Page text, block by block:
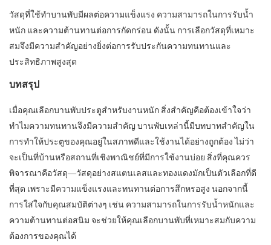
วัสดุที่ใช้ทำบานพับมีผลต่อความแข็งแรง ความสามารถในการรับน้ำ
หนัก และความต้านทานต่อการกัดกร่อน ดังนั้น การเลือกวัสดุที่เหมาะ
สมจึงมีความสำคัญอย่างยิ่งต่อการรับประกันความทนทานและ
ประสิทธิภาพสูงสุด
บทสรุป
เมื่อคุณเลือกบานพับประตูสำหรับงานหนัก สิ่งสำคัญคือต้องเข้าใจว่า
ทำไมความทนทานจึงมีความสำคัญ บานพับเหล่านี้มีบทบาทสำคัญใน
การทำให้ประตูของคุณอยู่ในสภาพดีและใช้งานได้อย่างถูกต้อง ไม่ว่า
จะเป็นที่บ้านหรือสถานที่เชิงพาณิชย์ที่มีการใช้งานบ่อย สิ่งที่คุณควร
พิจารณาคือวัสดุ—วัสดุอย่างสแตนเลสและทองแดงมักเป็นตัวเลือกที่ดี
ที่สุด เพราะมีความแข็งแรงและทนทานต่อการสึกหรอสูง นอกจากนี้
การใส่ใจกับคุณสมบัติต่างๆ เช่น ความสามารถในการรับน้ำหนักและ
ความต้านทานต่อสนิม จะช่วยให้คุณเลือกบานพับที่เหมาะสมกับความ
ต้องการของคุณได้